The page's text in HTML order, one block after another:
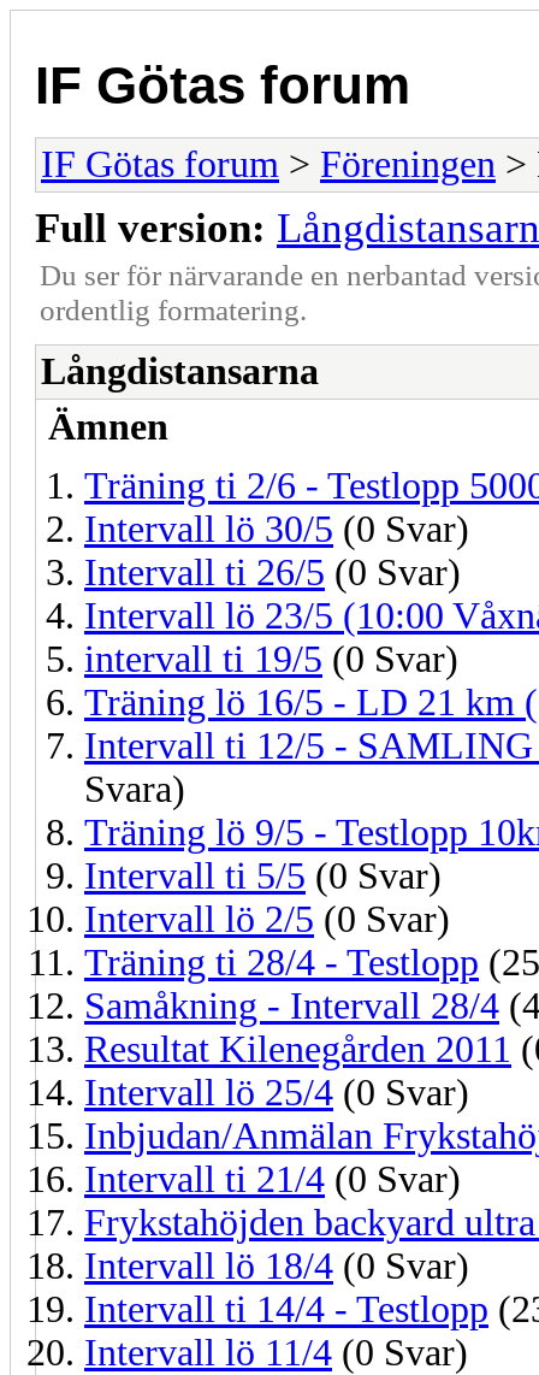
IF Götas forum
IF Götas forum > Föreningen >
Full version:
Du ser för närvarande en nerbantad
ordentlig formatering.
Långdistansarna
Ämnen
Träning ti 2/6 - Testlopp
Intervall lö 30/5 (0 Svar)
Intervall ti 26/5 (0 Svar)
Intervall lö 23/5 (10:00
intervall ti 19/5 (0 Svar)
Träning lö 16/5 - LD 21 km
Intervall ti 12/5 -
Svara)
Träning lö 9/5 - Testlopp
Intervall ti 5/5 (0 Svar)
Intervall lö 2/5 (0 Svar)
Träning ti 28/4 - Testlopp
Samåkning - Intervall 28/4
Resultat Kilenegården 2011
Intervall lö 25/4 (0 Svar)
Inbjudan/Anmälan
Intervall ti 21/4 (0 Svar)
Frykstahöjden backyard
Intervall lö 18/4 (0 Svar)
Intervall ti 14/4 - Testlopp
Intervall lö 11/4 (0 Svar)